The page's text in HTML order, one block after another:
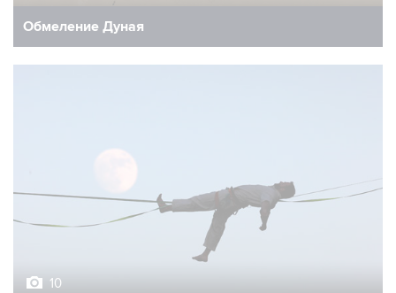
Лучшие фото недели